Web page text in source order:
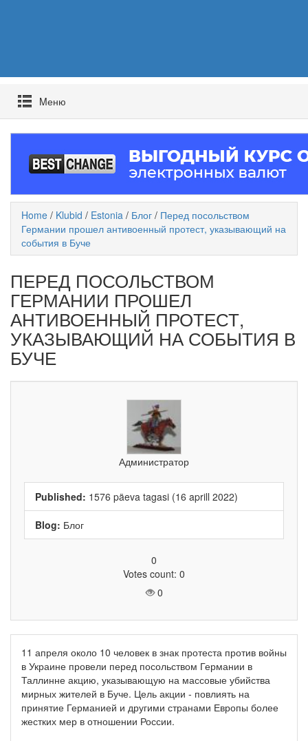
Mеню
Home / Klubid / Estonia / Блог / Перед посольством
Германии прошел антивоенный протест, указывающий на
события в Буче
ПЕРЕД ПОСОЛЬСТВОМ
ГЕРМАНИИ ПРОШЕЛ
АНТИВОЕННЫЙ ПРОТЕСТ,
УКАЗЫВАЮЩИЙ НА СОБЫТИЯ В
БУЧЕ
Администратор
Published: 1576 päeva tagasi (16 aprill 2022)
Blog: Блог
0
Votes count: 0
0
11 апреля около 10 человек в знак протеста против войны
в Украине провели перед посольством Германии в
Таллинне акцию, указывающую на массовые убийства
мирных жителей в Буче. Цель акции - повлиять на
принятие Германией и другими странами Европы более
жестких мер в отношении России.